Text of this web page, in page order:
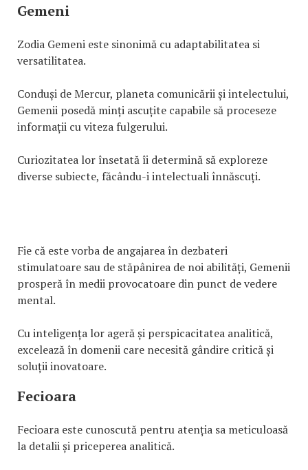
Gemeni
Zodia Gemeni este sinonimă cu adaptabilitatea si
versatilitatea.
Conduși de Mercur, planeta comunicării și intelectului,
Gemenii posedă minți ascuțite capabile să proceseze
informații cu viteza fulgerului.
Curiozitatea lor însetată îi determină să exploreze
diverse subiecte, făcându-i intelectuali înnăscuți.
Fie că este vorba de angajarea în dezbateri
stimulatoare sau de stăpânirea de noi abilități, Gemenii
prosperă în medii provocatoare din punct de vedere
mental.
Cu inteligența lor ageră și perspicacitatea analitică,
excelează în domenii care necesită gândire critică și
soluții inovatoare.
Fecioara
Fecioara este cunoscută pentru atenția sa meticuloasă
la detalii și priceperea analitică.